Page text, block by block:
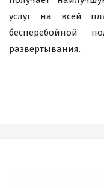
услуг на всей
бесперебойной
развертывания.